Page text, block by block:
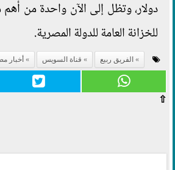
دولار، وتظل إلى الآن واحدة من أهم
للخزانة العامة للدولة المصرية.
الفريق ربيع قناة السويس أخبار
⇧